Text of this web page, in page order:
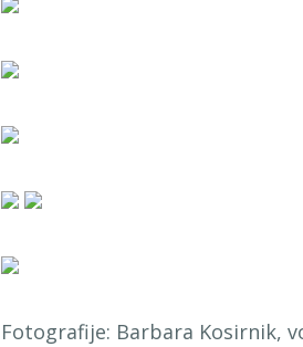
Fotografije: Barbara Kosirnik,